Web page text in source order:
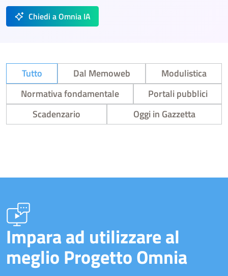
Chiedi a Omnia IA
Tutto Dal Memoweb
Modulistica
Normativa fondamentale
Portali pubblici
Scadenzario
Oggi in Gazzetta
Impara ad utilizzare al
meglio Progetto Omnia